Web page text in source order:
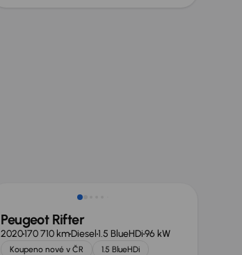
Peugeot Rifter
2020170 710 kmDiesel1.5 BlueHDi96 kW
Koupeno nové v ČR
1.5 BlueHDi